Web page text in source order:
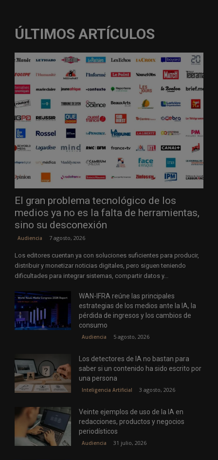
ÚLTIMOS ARTÍCULOS
El gran problema tecnológico de los
medios ya no es la falta de herramientas,
sino su desconexión
Audiencia 7 agosto, 2026
Los editores cuentan ya con soluciones suficientes para producir,
distribuir y monetizar noticias digitales, pero siguen teniendo
dificultades para integrar sistemas, compartir datos y...
WAN-IFRA reúne las principales
estrategias de los medios ante la IA, la
pérdida de ingresos y los cambios de
consumo
Audiencia 5 agosto, 2026
Los detectores de IA no bastan para
saber si un contenido ha sido escrito por
una persona
Inteligencia Artificial 3 agosto, 2026
Veinte ejemplos de uso de la IA en
redacciones, productos y negocios
periodísticos
Audiencia 31 julio, 2026